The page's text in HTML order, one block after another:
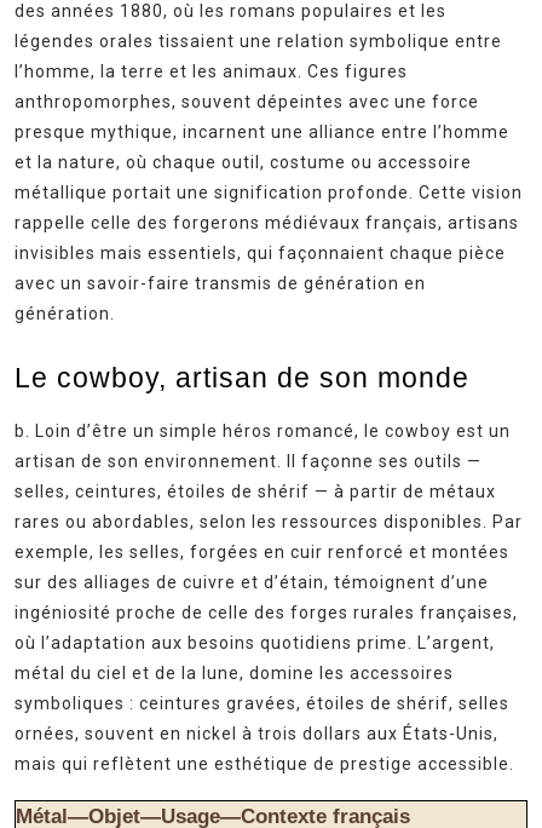
des années 1880, où les romans populaires et les
légendes orales tissaient une relation symbolique entre
l’homme, la terre et les animaux. Ces figures
anthropomorphes, souvent dépeintes avec une force
presque mythique, incarnent une alliance entre l’homme
et la nature, où chaque outil, costume ou accessoire
métallique portait une signification profonde. Cette vision
rappelle celle des forgerons médiévaux français, artisans
invisibles mais essentiels, qui façonnaient chaque pièce
avec un savoir-faire transmis de génération en
génération.
Le cowboy, artisan de son monde
b. Loin d’être un simple héros romancé, le cowboy est un
artisan de son environnement. Il façonne ses outils —
selles, ceintures, étoiles de shérif — à partir de métaux
rares ou abordables, selon les ressources disponibles. Par
exemple, les selles, forgées en cuir renforcé et montées
sur des alliages de cuivre et d’étain, témoignent d’une
ingéniosité proche de celle des forges rurales françaises,
où l’adaptation aux besoins quotidiens prime. L’argent,
métal du ciel et de la lune, domine les accessoires
symboliques : ceintures gravées, étoiles de shérif, selles
ornées, souvent en nickel à trois dollars aux États-Unis,
mais qui reflètent une esthétique de prestige accessible.
Métal—Objet—Usage—Contexte français